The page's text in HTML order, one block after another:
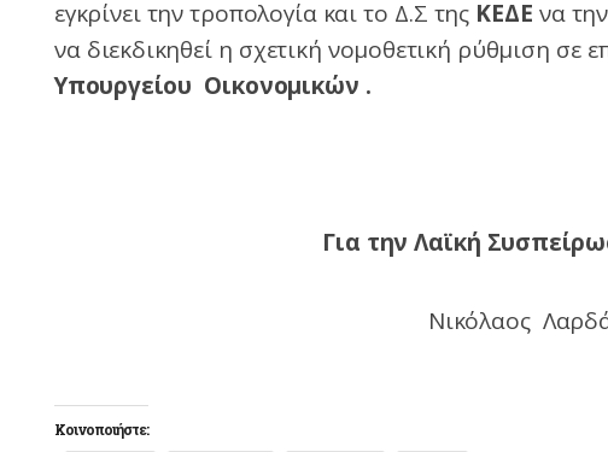
εγκρίνει την τροπολογία και το Δ.Σ της ΚΕΔΕ να
να διεκδικηθεί η σχετική νομοθετική ρύθμιση σε
Υπουργείου Οικονομικών .
Για την Λαϊκή
Νικόλαος
Κοινοποιήστε: